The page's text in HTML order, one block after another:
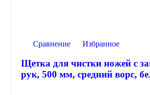
Сравнение Избранное
Щетка для чистки ножей с
рук, 500 мм, средний ворс,